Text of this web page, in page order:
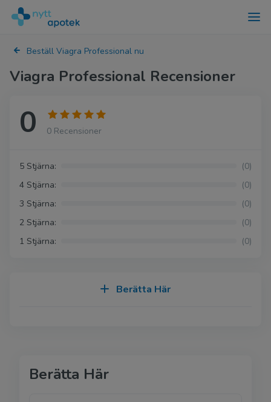
Beställ Viagra Professional nu
Viagra Professional Recensioner
Berätta Här
Berätta Här
0 0 Recensioner
5 Stjärna:
(0)
4 Stjärna:
(0)
3 Stjärna:
(0)
2 Stjärna:
(0)
1 Stjärna:
(0)